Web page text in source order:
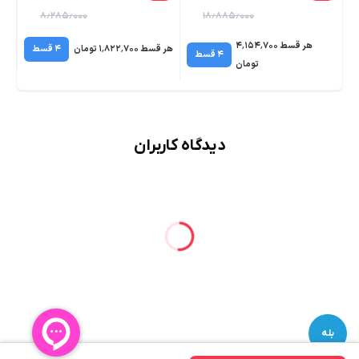
۱۸٫۸۸۵٫۰۰۰
هر قسط ۴٬۱۵۴٬۷۰۰
تومان
۴ قسط
۸٫۲۸۵٫۰۰۰
هر قسط ۱٬۸۲۲٬۷۰۰ تومان ۴ قسط
دیدگاه کاربران
بله